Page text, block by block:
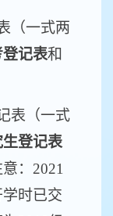
（一式两
记表和
表（一式
登记表
：2021
时已交